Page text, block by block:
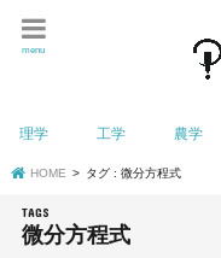
menu
理学 工学 農学
HOME タグ : 微分方程式
微分方程式